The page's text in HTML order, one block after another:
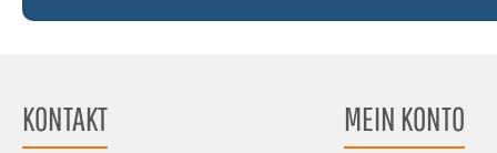
KONTAKT MEIN KONTO